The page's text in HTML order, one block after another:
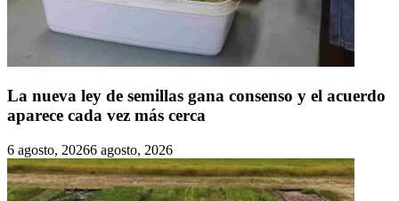
La nueva ley de semillas gana consenso y el acuerdo
aparece cada vez más cerca
6 agosto, 20266 agosto, 2026